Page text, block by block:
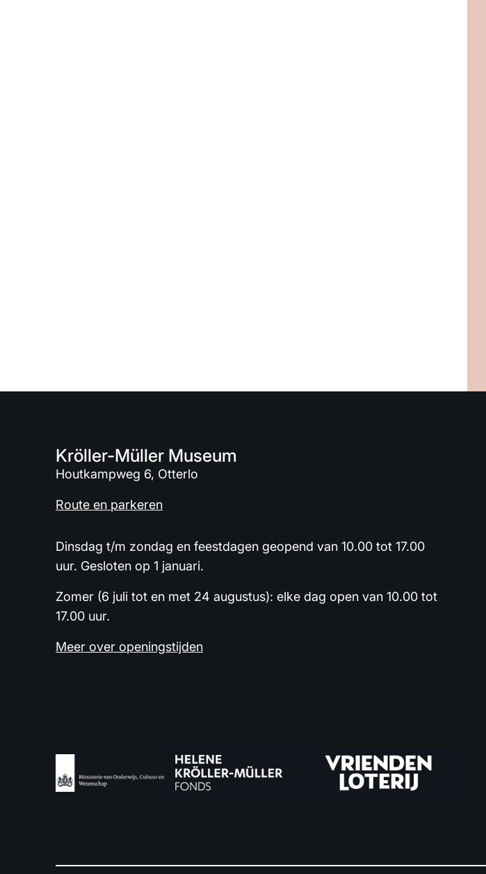
Kröller-Müller Museum
Houtkampweg 6, Otterlo
Route en parkeren
Dinsdag t/m zondag en feestdagen geopend van 10.00 tot 17.00
uur. Gesloten op 1 januari.
Zomer (6 juli tot en met 24 augustus): elke dag open van 10.00 tot
17.00 uur.
Meer over openingstijden